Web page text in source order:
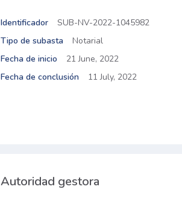
Identificador
SUB-NV-2022-1045982
Tipo de subasta
Notarial
Fecha de inicio
21 June, 2022
Fecha de conclusión
11 July, 2022
Autoridad gestora